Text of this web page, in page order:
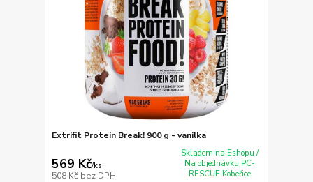
Extrifit Protein Break! 900 g - vanilka
569 Kč/ks
508 Kč bez DPH
Skladem na Eshopu /
Na objednávku PC-
RESCUE Kobeřice